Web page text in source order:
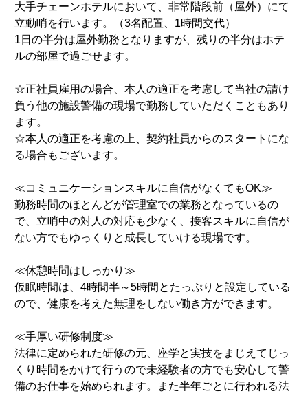
大手チェーンホテルにおいて、非常階段前（屋外）にて
立動哨を行います。（3名配置、1時間交代）
1日の半分は屋外勤務となりますが、残りの半分はホテ
ルの部屋で過ごせます。
☆正社員雇用の場合、本人の適正を考慮して当社の請け
負う他の施設警備の現場で勤務していただくこともあり
ます。
☆本人の適正を考慮の上、契約社員からのスタートにな
る場合もございます。
≪コミュニケーションスキルに自信がなくてもOK≫
勤務時間のほとんどが管理室での業務となっているの
で、立哨中の対人の対応も少なく、接客スキルに自信が
ない方でもゆっくりと成長していける現場です。
≪休憩時間はしっかり≫
仮眠時間は、4時間半～5時間とたっぷりと設定している
ので、健康を考えた無理をしない働き方ができます。
≪手厚い研修制度≫
法律に定められた研修の元、座学と実技をまじえてじっ
くり時間をかけて行うので未経験者の方でも安心して警
備のお仕事を始められます。また半年ごとに行われる法